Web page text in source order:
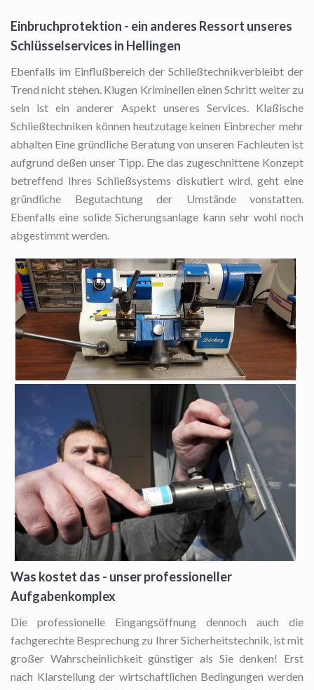
Einbruchprotektion - ein anderes Ressort unseres
Schlüsselservices in Hellingen
Ebenfalls im Einflußbereich der Schließtechnikverbleibt der
Trend nicht stehen. Klugen Kriminellen einen Schritt weiter zu
sein ist ein anderer Aspekt unseres Services. Klaßische
Schließtechniken können heutzutage keinen Einbrecher mehr
abhalten Eine gründliche Beratung von unseren Fachleuten ist
aufgrund deßen unser Tipp. Ehe das zugeschnittene Konzept
betreffend Ihres Schließsystems diskutiert wird, geht eine
gründliche Begutachtung der Umstände vonstatten.
Ebenfalls eine solide Sicherungsanlage kann sehr wohl noch
abgestimmt werden.
Was kostet das - unser professioneller
Aufgabenkomplex
Die professionelle Eingangsöffnung dennoch auch die
fachgerechte Besprechung zu Ihrer Sicherheitstechnik, ist mit
großer Wahrscheinlichkeit günstiger als Sie denken! Erst
nach Klarstellung der wirtschaftlichen Bedingungen werden